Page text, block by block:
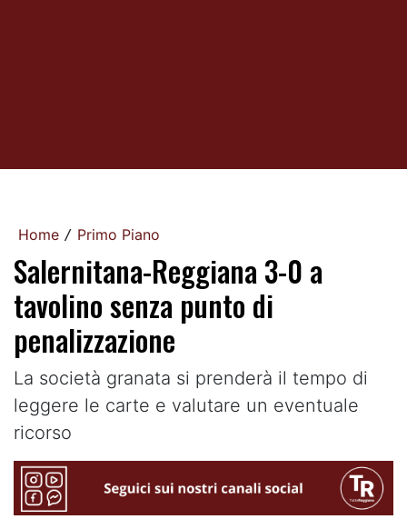
Home / Primo Piano
Salernitana-Reggiana 3-0 a
tavolino senza punto di
penalizzazione
La società granata si prenderà il tempo di
leggere le carte e valutare un eventuale
ricorso